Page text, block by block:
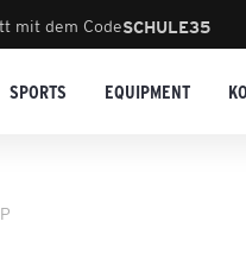
mit dem CodeSCHULE35
SPORTS EQUIPMENT